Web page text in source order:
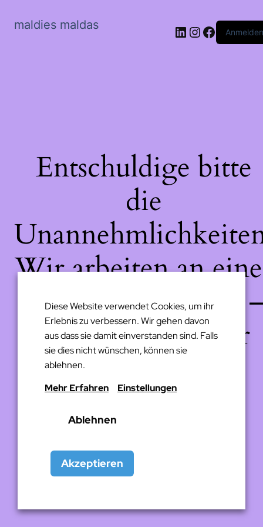
maldies maldas LinkedIn
Instagram
Anmelden
Entschuldige bitte
die
Wir arbeiten an
großartigen Sache
schau bald wieder
Diese Website verwendet Cookies, um ihr
Erlebnis zu verbessern. Wir gehen davon
aus dass sie damit einverstanden sind. Falls
sie dies nicht wünschen, können sie
ablehnen.
Mehr Erfahren
Einstellungen
Ablehnen
Akzeptieren